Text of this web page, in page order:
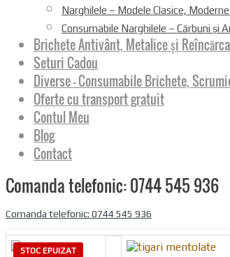
Narghilele – Modele Clasice, Moderne
Consumabile Narghilele – Cărbuni și
Brichete Antivânt, Metalice și
Seturi Cadou
Diverse – Consumabile Brichete,
Oferte cu transport gratuit
Contul Meu
Blog
Contact
Comanda telefonic: 0744 545 936
Comanda telefonic: 0744 545 936
STOC EPUIZAT